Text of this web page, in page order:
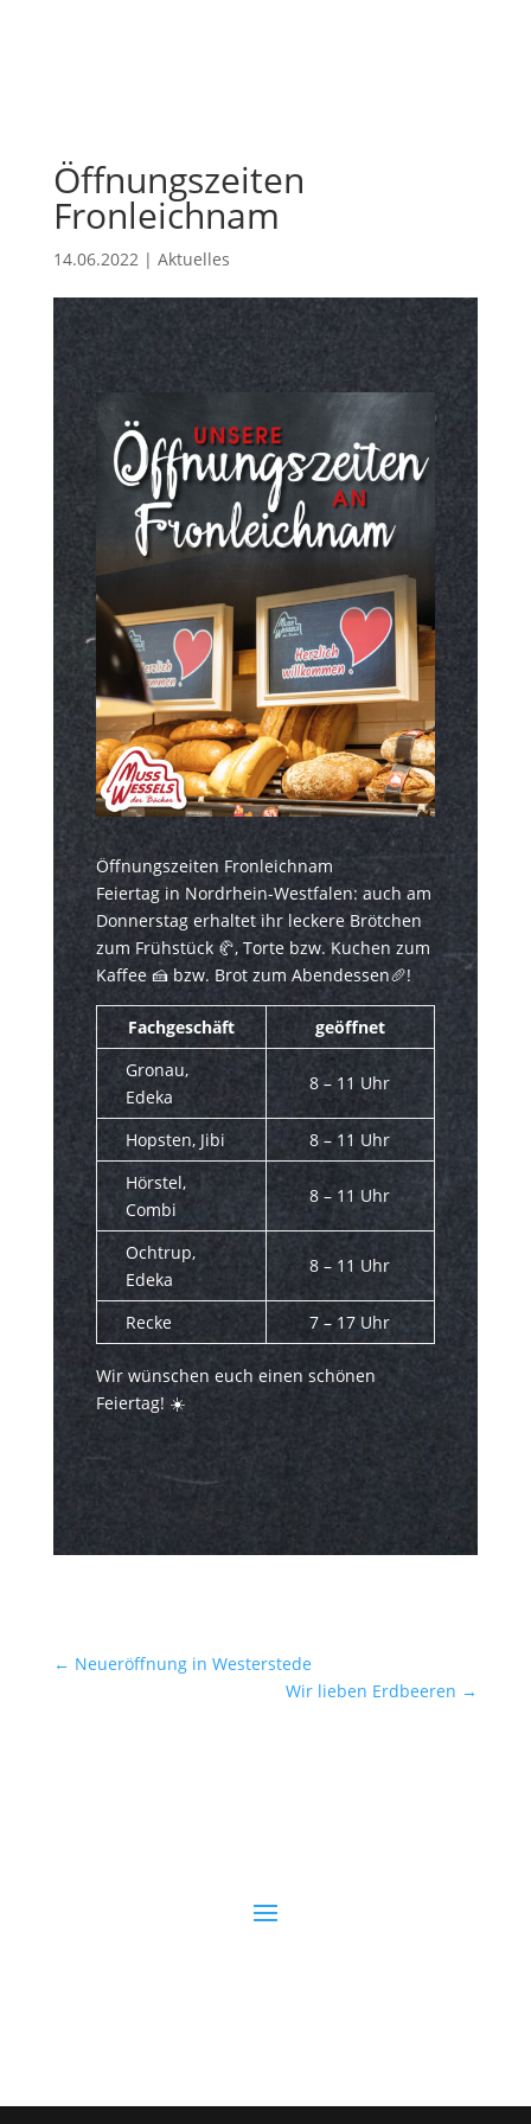
Öffnungszeiten
Fronleichnam
14.06.2022| Aktuelles
Öffnungszeiten Fronleichnam
Feiertag in Nordrhein-Westfalen: auch am
Donnerstag erhaltet ihr leckere Brötchen
zum Frühstück 🥐, Torte bzw. Kuchen zum
Kaffee 🍰bzw. Brot zum Abendessen🥖!
Fachgeschäft
geöffnet
Gronau,
Edeka
8 – 11 Uhr
Hopsten, Jibi
8 – 11 Uhr
Hörstel,
Combi
8 – 11 Uhr
Ochtrup,
Edeka
8 – 11 Uhr
Recke 7 – 17 Uhr
Wir wünschen euch einen schönen
Feiertag! ☀️
← Neueröffnung in Westerstede
Wir lieben Erdbeeren →